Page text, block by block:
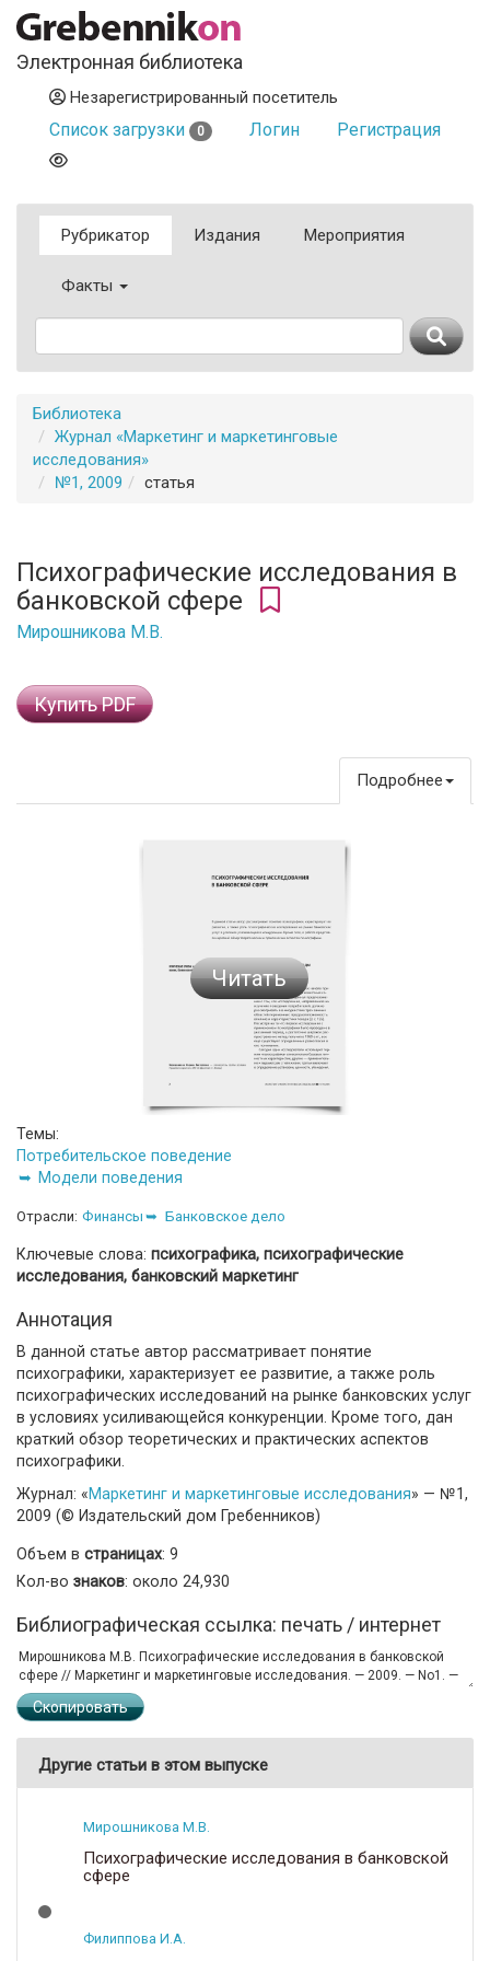
Электронная библиотека
Незарегистрированный посетитель
Список загрузки 0 Логин Регистрация
Рубрикатор Издания Мероприятия
Факты
Библиотека
Журнал «Маркетинг и маркетинговые
исследования»
№1, 2009
статья
Психографические исследования в
банковской сфере
Мирошникова М.В.
Купить PDF
Подробнее
Читать
Темы:
Потребительское поведение
Модели поведения
Отрасли: Финансы Банковское дело
Ключевые слова: психографика, психографические
исследования, банковский маркетинг
Аннотация
В данной статье автор рассматривает понятие
психографики, характеризует ее развитие, а также роль
психографических исследований на рынке банковских услуг
в условиях усиливающейся конкуренции. Кроме того, дан
краткий обзор теоретических и практических аспектов
психографики.
Журнал: «Маркетинг и маркетинговые исследования» — №1,
2009 (© Издательский дом Гребенников)
Объем в страницах: 9
Кол-во знаков: около 24,930
Библиографическая ссылка: печать / интернет
Скопировать
Другие статьи в этом выпуске
Мирошникова М.В.
Психографические исследования в банковской
сфере
Филиппова И.А.